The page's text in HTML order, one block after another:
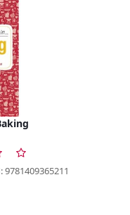
9781409365211